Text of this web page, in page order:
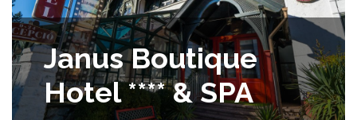
Janus Boutique
Hotel **** & SPA